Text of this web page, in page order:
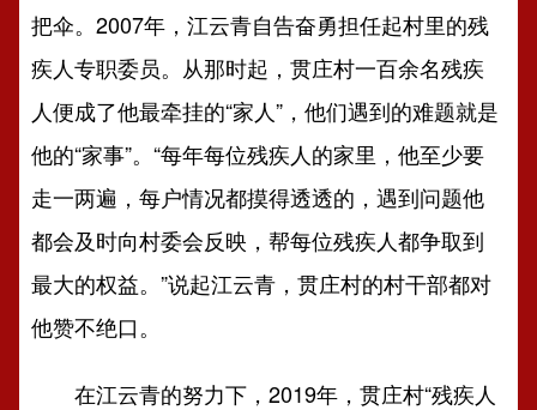
把伞。2007年，江云青自告奋勇担任起村里的残
疾人专职委员。从那时起，贯庄村一百余名残疾
人便成了他最牵挂的“家人”，他们遇到的难题就是
他的“家事”。“每年每位残疾人的家里，他至少要
走一两遍，每户情况都摸得透透的，遇到问题他
都会及时向村委会反映，帮每位残疾人都争取到
最大的权益。”说起江云青，贯庄村的村干部都对
他赞不绝口。
在江云青的努力下，2019年，贯庄村“残疾人